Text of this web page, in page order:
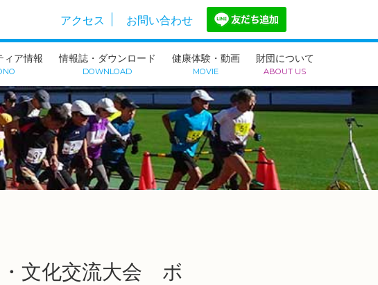
アクセス お問い合わせ
ィア情報 情報誌・ダウンロード
DOWNLOAD
健康体験・動画
MOVIE
財団について
ABOUT US
・文化交流大会 ボ